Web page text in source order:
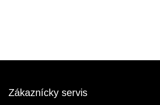
Zákaznícky servis